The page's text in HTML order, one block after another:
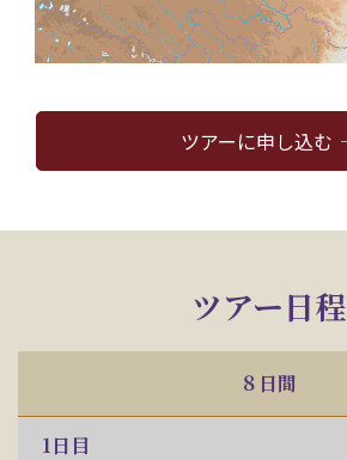
ツアーに申し込む
ツアー日程
８日間
1 日目